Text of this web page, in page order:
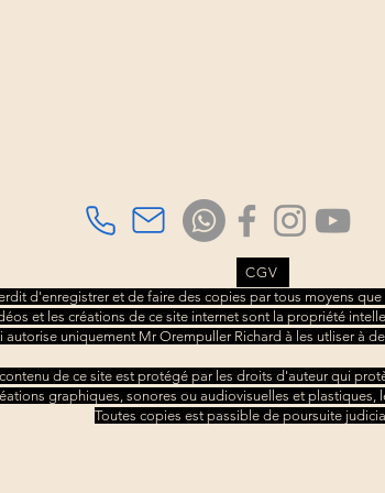
CGV
d'enregistrer et de faire des copies par tous moyens
et les créations de ce site internet sont la propriété
autorise uniquement Mr Orempuller Richard à les utliser à
de ce site est protégé par les droits d'auteur qui
graphiques, sonores ou audiovisuelles et plastiques,
​Toutes copies est passible de poursuite